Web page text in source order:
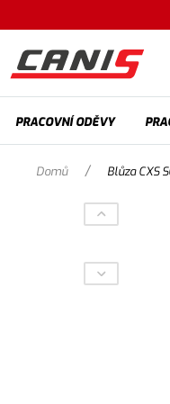
PRACOVNÍ ODĚVY
Domů / Blůza CXS